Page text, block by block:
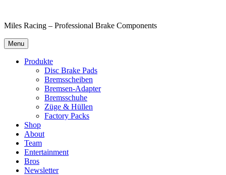
content
Miles Racing – Professional Brake Components
Menu
Produkte
Disc Brake Pads
Bremsscheiben
Bremsen-Adapter
Bremsschuhe
Züge & Hüllen
Factory Packs
Shop
About
Team
Entertainment
Bros
Newsletter